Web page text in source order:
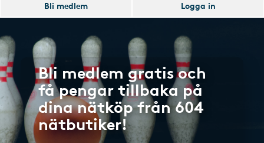
Bli medlem
Logga in
Bli medlem gratis och
få pengar tillbaka på
dina nätköp från 604
nätbutiker!